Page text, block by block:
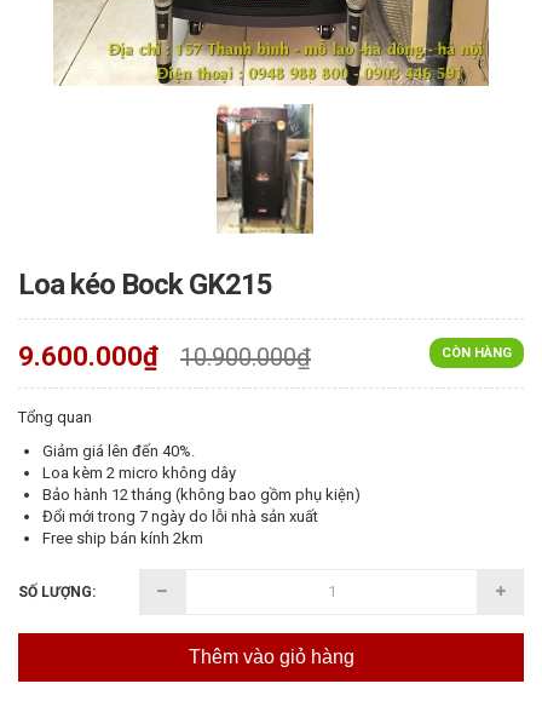
Loa kéo Bock GK215
CÒN HÀNG
9.600.000₫ 10.900.000₫
Tổng quan
Giảm giá lên đến 40%.
Loa kèm 2 micro không dây
Bảo hành 12 tháng (không bao gồm phụ kiện)
Đổi mới trong 7 ngày do lỗi nhà sản xuất
Free ship bán kính 2km
SỐ LƯỢNG:
Thêm vào giỏ hàng